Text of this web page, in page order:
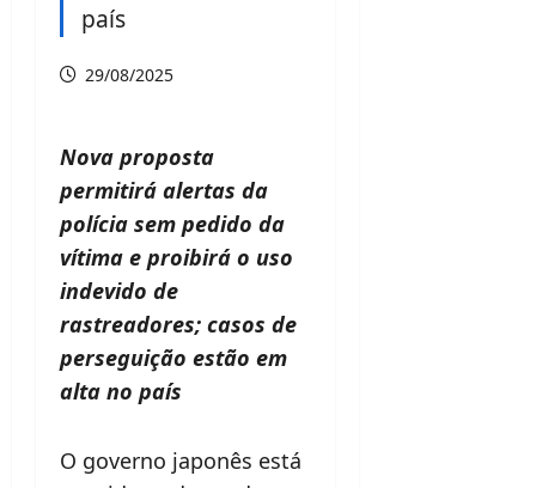
país
29/08/2025
Nova proposta
permitirá alertas da
polícia sem pedido da
vítima e proibirá o uso
indevido de
rastreadores; casos de
perseguição estão em
alta no país
O governo japonês está